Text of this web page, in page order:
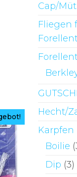
Cap/
Fliegen
Hecht/
Karpfen
Boilie
Dip (3)